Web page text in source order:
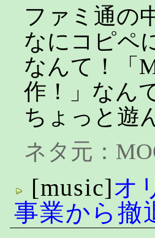
ファミ通の
なにコピペ
なんて！「
作！」なん
ちょっと遊
ネタ元：
[music]オ
事業から撤